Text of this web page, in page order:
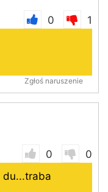
0
1
Zgłoś naruszenie
0
0
du...traba